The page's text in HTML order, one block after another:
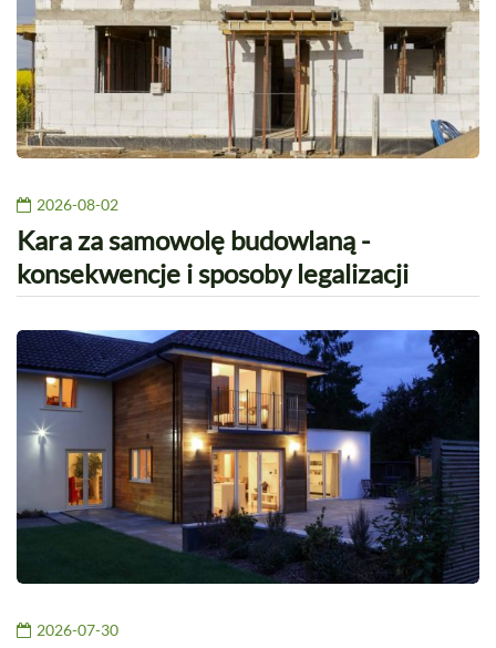
2026-08-02
Kara za samowolę budowlaną -
konsekwencje i sposoby legalizacji
2026-07-30